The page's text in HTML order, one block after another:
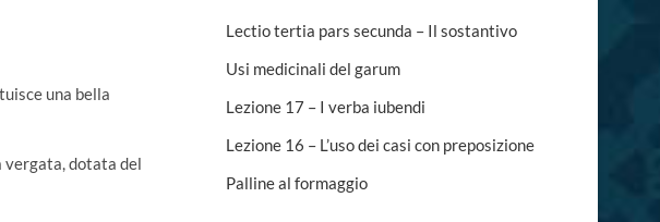
una bella
vergata, dotata del
Lectio tertia pars secunda – Il sostantivo
Usi medicinali del garum
Lezione 17 – I verba iubendi
Lezione 16 – L’uso dei casi con preposizione
Palline al formaggio